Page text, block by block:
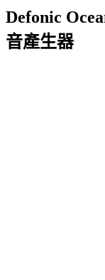
Defonic
音產生器